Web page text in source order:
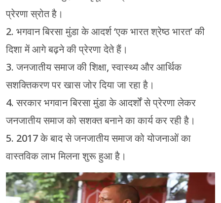
प्रेरणा स्रोत है।
2. भगवान बिरसा मुंडा के आदर्श ‘एक भारत श्रेष्ठ भारत’ की
दिशा में आगे बढ़ने की प्रेरणा देते हैं।
3. जनजातीय समाज की शिक्षा, स्वास्थ्य और आर्थिक
सशक्तिकरण पर खास जोर दिया जा रहा है।
4. सरकार भगवान बिरसा मुंडा के आदर्शों से प्रेरणा लेकर
जनजातीय समाज को सशक्त बनाने का कार्य कर रही है।
5. 2017 के बाद से जनजातीय समाज को योजनाओं का
वास्तविक लाभ मिलना शुरू हुआ है।